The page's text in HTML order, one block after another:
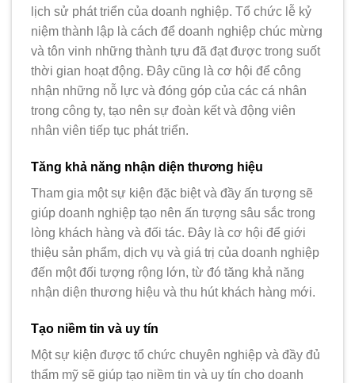
lịch sử phát triển của doanh nghiệp. Tổ chức lễ kỷ
niệm thành lập là cách để doanh nghiệp chúc mừng
và tôn vinh những thành tựu đã đạt được trong suốt
thời gian hoạt động. Đây cũng là cơ hội để công
nhận những nỗ lực và đóng góp của các cá nhân
trong công ty, tạo nên sự đoàn kết và động viên
nhân viên tiếp tục phát triển.
Tăng khả năng nhận diện thương hiệu
Tham gia một sự kiện đặc biệt và đầy ấn tượng sẽ
giúp doanh nghiệp tạo nên ấn tượng sâu sắc trong
lòng khách hàng và đối tác. Đây là cơ hội để giới
thiệu sản phẩm, dịch vụ và giá trị của doanh nghiệp
đến một đối tượng rộng lớn, từ đó tăng khả năng
nhận diện thương hiệu và thu hút khách hàng mới.
Tạo niềm tin và uy tín
Một sự kiện được tổ chức chuyên nghiệp và đầy đủ
thẩm mỹ sẽ giúp tạo niềm tin và uy tín cho doanh